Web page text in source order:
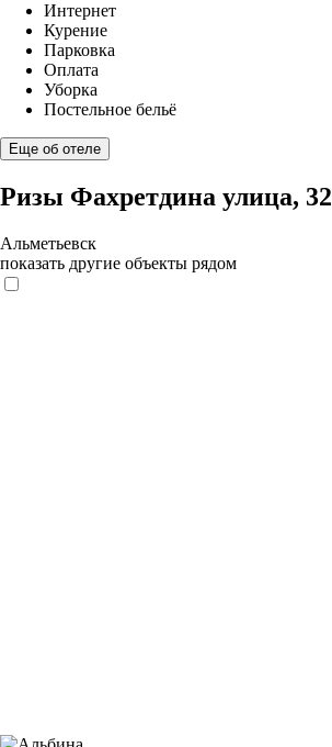
Интернет
Курение
Парковка
Оплата
Уборка
Постельное бельё
Еще об отеле
Ризы Фахретдина улица, 32
Альметьевск
показать другие объекты рядом